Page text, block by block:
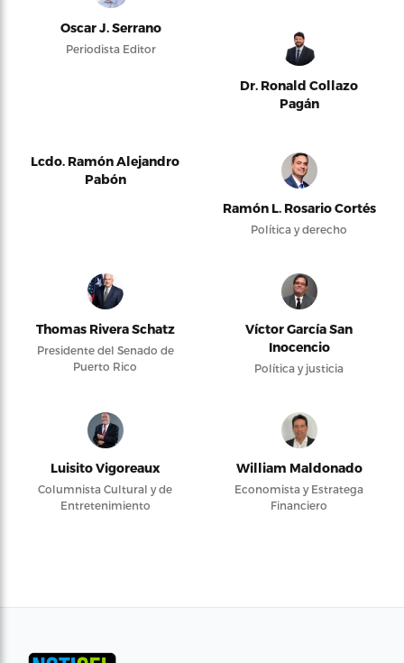
Oscar J. Serrano
Periodista Editor
Dr. Ronald Collazo
Pagán
Lcdo. Ramón Alejandro
Pabón
Ramón L. Rosario Cortés
Política y derecho
Thomas Rivera Schatz
Presidente del Senado de
Puerto Rico
Víctor García San
Inocencio
Política y justicia
Luisito Vigoreaux
Columnista Cultural y de
Entretenimiento
William Maldonado
Economista y Estratega
Financiero